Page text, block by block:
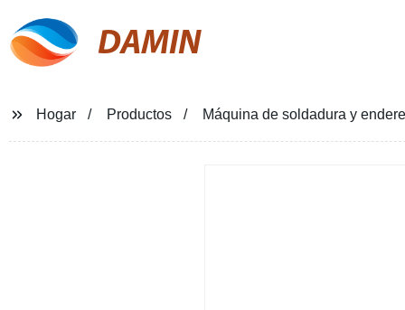
DAMIN
Hogar Productos Máquina de soldadura y